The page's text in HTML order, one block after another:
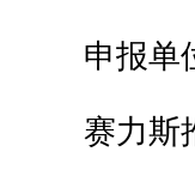
申报单位
赛力斯推